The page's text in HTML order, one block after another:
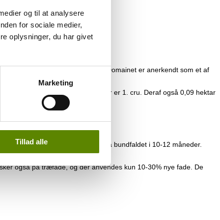
og til at analysere
for sociale medier,
oplysninger, du har givet
Marketing
Tillad alle
drift og vinproduktion, og Domainet er anerkendt som et af
intet mindre end ca. 7,8 hektar er 1. cru. Deraf også 0,09 hektar
er afsluttet lagrer vinen på bundfaldet i 10-12 måneder.
også på træfade, og der anvendes kun 10-30% nye fade. De